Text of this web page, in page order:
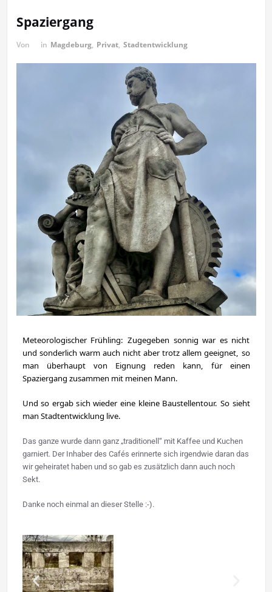
Spaziergang
Von in Magdeburg, Privat, Stadtentwicklung
Meteorologischer Frühling: Zugegeben sonnig war es nicht
und sonderlich warm auch nicht aber trotz allem geeignet, so
man überhaupt von Eignung reden kann, für einen
Spaziergang zusammen mit meinen Mann.
Und so ergab sich wieder eine kleine Baustellentour. So sieht
man Stadtentwicklung live.
Das ganze wurde dann ganz „traditionell“ mit Kaffee und Kuchen
garniert. Der Inhaber des Cafés erinnerte sich irgendwie daran das
wir geheiratet haben und so gab es zusätzlich dann auch noch
Sekt.
Danke noch einmal an dieser Stelle :-).